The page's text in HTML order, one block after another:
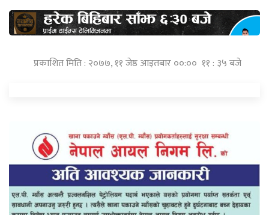
प्रकाशित मिति : २०७७, ११ जेष्ठ आइतबार ००:०० ११ : ३५ बजे